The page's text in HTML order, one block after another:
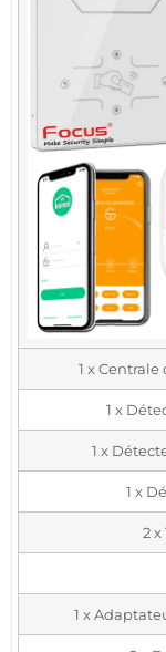
1 x Centrale
1 x
1 x
1 x
2
1 x